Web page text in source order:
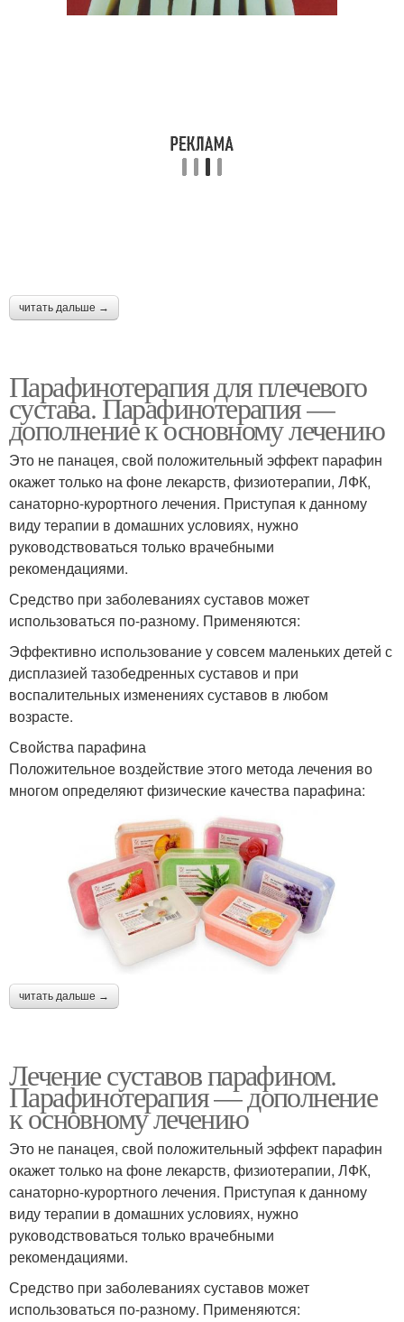
читать дальше →
Парафинотерапия для плечевого
сустава. Парафинотерапия —
дополнение к основному лечению
Это не панацея, свой положительный эффект парафин
окажет только на фоне лекарств, физиотерапии, ЛФК,
санаторно-курортного лечения. Приступая к данному
виду терапии в домашних условиях, нужно
руководствоваться только врачебными
рекомендациями.
Средство при заболеваниях суставов может
использоваться по-разному. Применяются:
Эффективно использование у совсем маленьких детей с
дисплазией тазобедренных суставов и при
воспалительных изменениях суставов в любом
возрасте.
Свойства парафина
Положительное воздействие этого метода лечения во
многом определяют физические качества парафина:
читать дальше →
Лечение суставов парафином.
Парафинотерапия — дополнение
к основному лечению
Это не панацея, свой положительный эффект парафин
окажет только на фоне лекарств, физиотерапии, ЛФК,
санаторно-курортного лечения. Приступая к данному
виду терапии в домашних условиях, нужно
руководствоваться только врачебными
рекомендациями.
Средство при заболеваниях суставов может
использоваться по-разному. Применяются: